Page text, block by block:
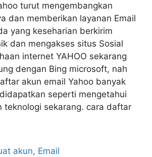
turut mengembangkan
dan memberikan layanan Email
yang keseharian berkirim
dan mengakses situs Sosial
internet YAHOO sekarang
dengan Bing microsoft, nah
akun email Yahoo banyak
seperti mengetahui
teknologi sekarang. cara daftar
akun, Email